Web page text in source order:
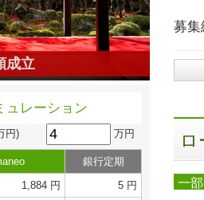
成立
ュレーション
円) 万円
銀行定期
1,884 円
5 円
募集
一